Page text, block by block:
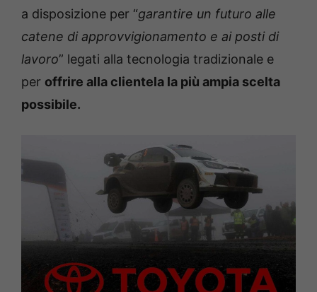
a disposizione per “garantire un futuro alle
catene di approvvigionamento e ai posti di
lavoro” legati alla tecnologia tradizionale e
per offrire alla clientela la più ampia scelta
possibile.